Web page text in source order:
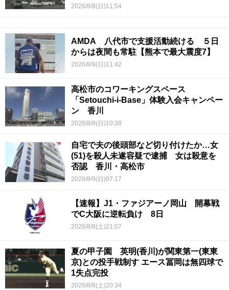
2026/8/9(日)11:54
AMDA 八代市で支援活動続ける ５日
からは夜間も常駐【熊本で最大震度7】
2026/8/9(日)11:42
高松市のコワーキングスペース
「Setouchi-i-Base」体験入会キャンペー
ン 香川
2026/8/9(日)10:38
自宅で夫の後頭部など切り付けたか…女
(51)を殺人未遂容疑で逮捕 女は殺意を
否認 香川・高松市
2026/8/9(日)07:17
【速報】J1・ファジアーノ岡山 開幕戦
でC大阪に逆転負け 8日
2026/8/8(土)21:07
夏の甲子園 英明(香川)が関東第一(東東
京)との投手戦制す エース冨岡は無四球で
1失点完投
2026/8/8(土)20:34